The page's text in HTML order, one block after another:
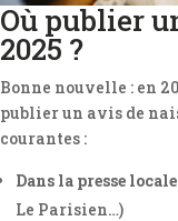
Où publier
2025 ?
Bonne nouvelle : en
publier un avis de
courantes :
Dans la presse
Le Parisien…)